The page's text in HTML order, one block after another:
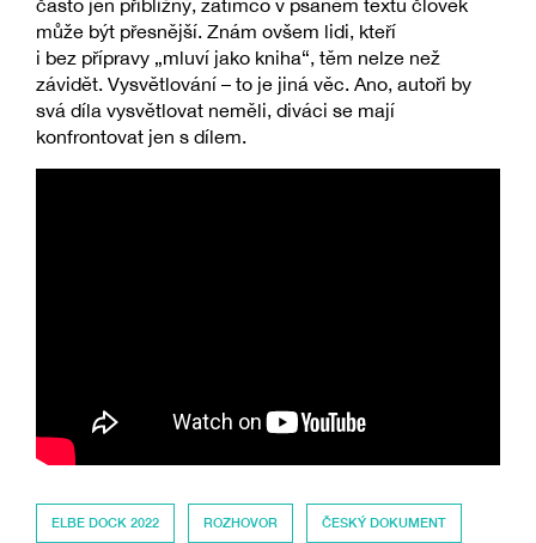
často jen přibližný, zatímco v psaném textu člověk
může být přesnější. Znám ovšem lidi, kteří
i bez přípravy „mluví jako kniha“, těm nelze než
závidět. Vysvětlování – to je jiná věc. Ano, autoři by
svá díla vysvětlovat neměli, diváci se mají
konfrontovat jen s dílem.
ELBE DOCK 2022 ROZHOVOR ČESKÝ DOKUMENT